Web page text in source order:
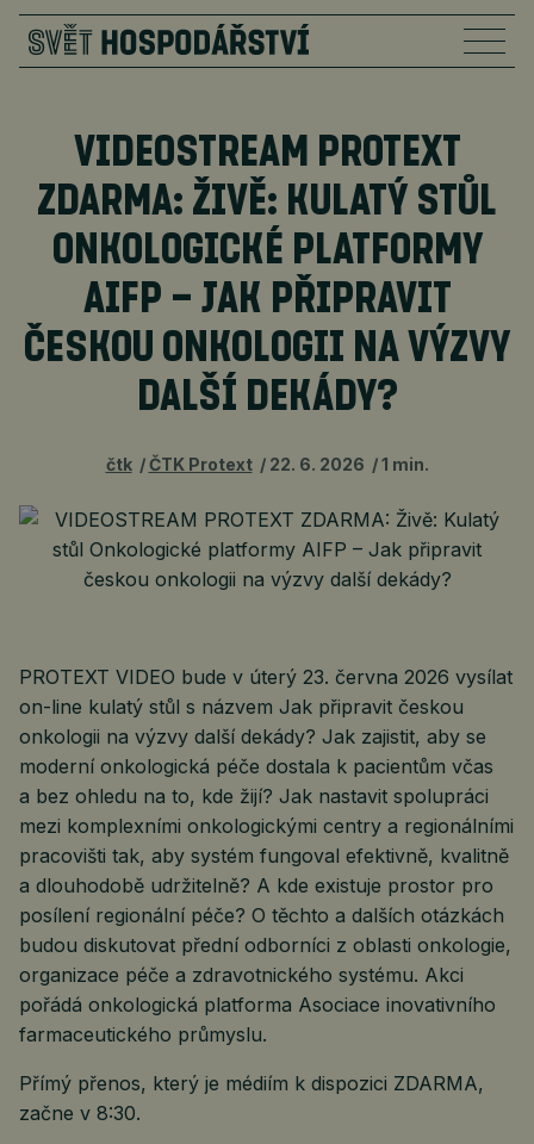
VIDEOSTREAM PROTEXT
ZDARMA: ŽIVĚ: KULATÝ STŮL
ONKOLOGICKÉ PLATFORMY
AIFP – JAK PŘIPRAVIT
ČESKOU ONKOLOGII NA VÝZVY
DALŠÍ DEKÁDY?
čtk ČTK Protext 22. 6. 2026 1 min.
PROTEXT VIDEO bude v úterý 23. června 2026 vysílat
on-line kulatý stůl s názvem Jak připravit českou
onkologii na výzvy další dekády? Jak zajistit, aby se
moderní onkologická péče dostala k pacientům včas
a bez ohledu na to, kde žijí? Jak nastavit spolupráci
mezi komplexními onkologickými centry a regionálními
pracovišti tak, aby systém fungoval efektivně, kvalitně
a dlouhodobě udržitelně? A kde existuje prostor pro
posílení regionální péče? O těchto a dalších otázkách
budou diskutovat přední odborníci z oblasti onkologie,
organizace péče a zdravotnického systému. Akci
pořádá onkologická platforma Asociace inovativního
farmaceutického průmyslu.
Přímý přenos, který je médiím k dispozici ZDARMA,
začne v 8:30.